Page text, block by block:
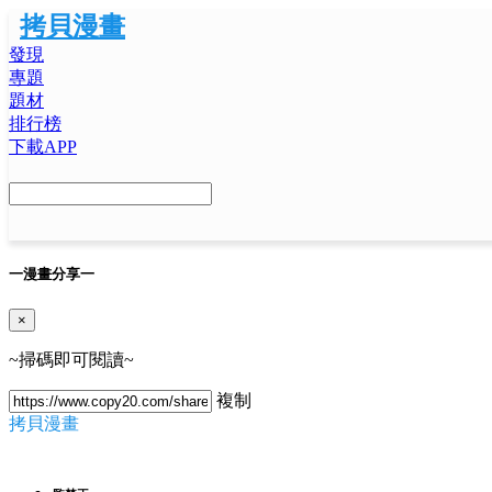
拷貝漫畫
發現
專題
題材
排行榜
下載APP
一漫畫分享一
×
~掃碼即可閱讀~
複制
拷貝漫畫